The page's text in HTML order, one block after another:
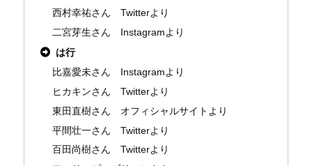
西村幸祐さん Twitterより
二宮芽生さん Instagramより
は行
比嘉愛未さん Instagramより
ヒカキンさん Twitterより
東田直樹さん オフィシャルサイトより
平間壮一さん Twitterより
百田尚樹さん Twitterより